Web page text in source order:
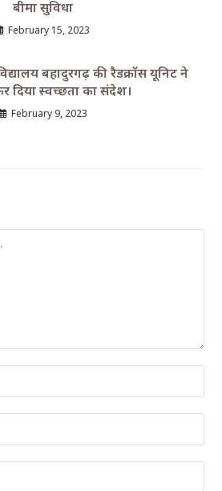
बीमा सुविधा
February 15, 2023
बहादुरगढ़ की रैडक्रॉस यूनिट ने
दिया स्वच्छता का संदेश।
February 9, 2023